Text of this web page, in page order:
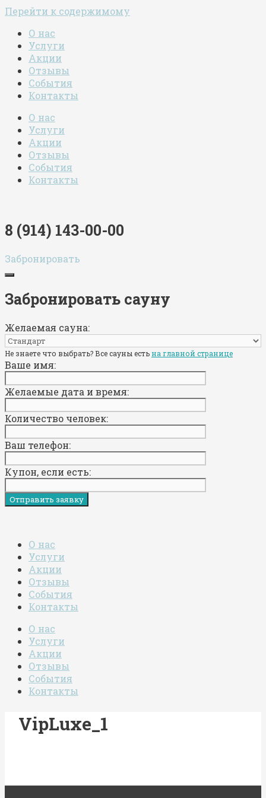
Перейти к содержимому
О нас
Услуги
Акции
Отзывы
События
Контакты
О нас
Услуги
Акции
Отзывы
События
Контакты
8 (914) 143-00-00
Забронировать
Забронировать сауну
Желаемая сауна:
Не знаете что выбрать? Все сауны естьна главной странице
Ваше имя:
Желаемые дата и время:
Количество человек:
Ваш телефон:
Купон, если есть:
О нас
Услуги
Акции
Отзывы
События
Контакты
О нас
Услуги
Акции
Отзывы
События
Контакты
VipLuxe_1